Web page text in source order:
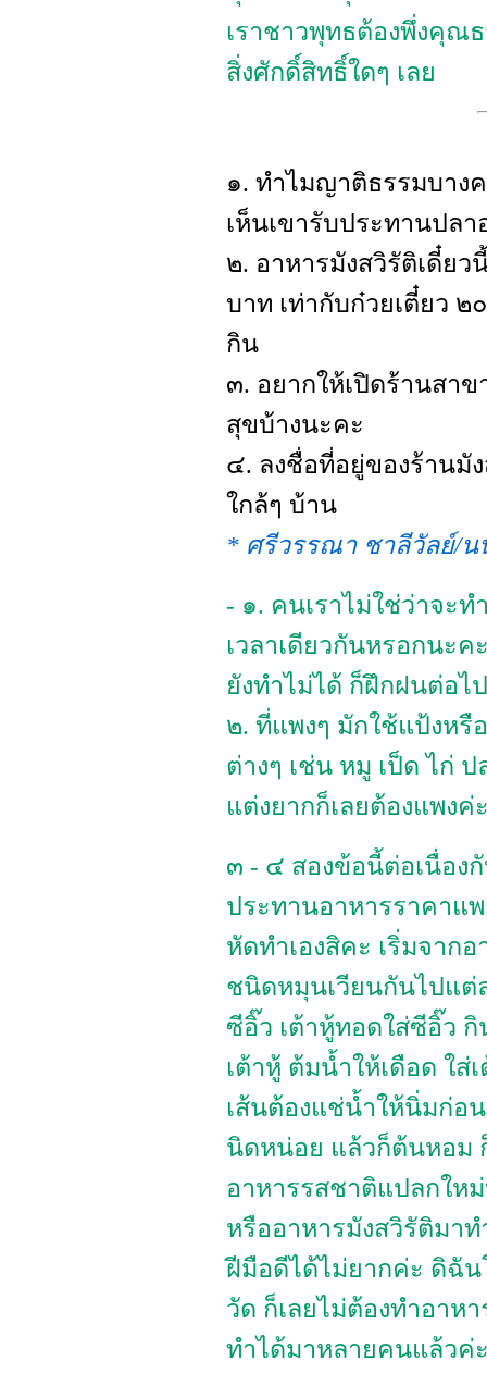
เราชาวพุทธต้องพึ่งคุณ
สิ่งศักดิ์สิทธิ์ใดๆ เลย
๑. ทำไมญาติธรรมบาง
เห็นเขารับประทานปลา
๒. อาหารมังสวิรัติเดี๋ย
บาท เท่ากับก๋วยเตี๋ยว
กิน
๓. อยากให้เปิดร้านสาข
สุขบ้างนะคะ
๔. ลงชื่อที่อยู่ของร้านมั
ใกล้ๆ บ้าน
* ศรีวรรณา ชาลีวัลย์/น
- ๑. คนเราไม่ใช่ว่าจะ
เวลาเดียวกันหรอกนะ
ยังทำไม่ได้ ก็ฝึกฝนต่อไป
๒. ที่แพงๆ มักใช้แป้งหรื
ต่างๆ เช่น หมู เป็ด ไก่
แต่งยากก็เลยต้องแพงค่
๓ - ๔ สองข้อนี้ต่อเนื่อง
ประทานอาหารราคาแ
หัดทำเองสิคะ เริ่มจาก
ชนิดหมุนเวียนกันไปแต่
ซีอิ๊ว เต้าหู้ทอดใส่ซีอิ๊ว
เต้าหู้ ต้มน้ำให้เดือด ใส่
เส้นต้องแช่น้ำให้นิ่มก่อ
นิดหน่อย แล้วก็ต้นหอม
อาหารรสชาติแปลกให
หรืออาหารมังสวิรัติมา
ฝีมือดีได้ไม่ยากค่ะ ดิฉั
วัด ก็เลยไม่ต้องทำอาห
ทำได้มาหลายคนแล้วค่